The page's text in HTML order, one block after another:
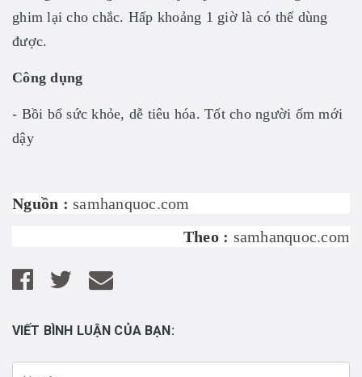
ghim lại cho chắc. Hấp khoảng 1 giờ là có thể dùng
được.
Công dụng
- Bồi bổ sức khỏe, dễ tiêu hóa. Tốt cho người ốm mới
dậy
Nguồn : samhanquoc.com
Theo : samhanquoc.com
VIẾT BÌNH LUẬN CỦA BẠN: